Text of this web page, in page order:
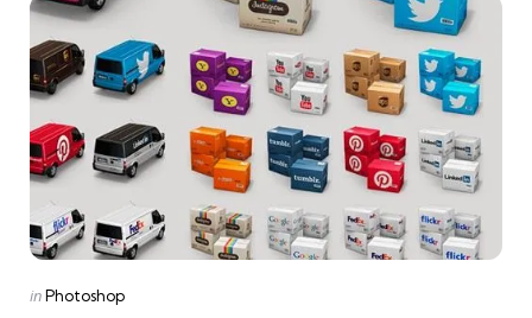
Categories
Posted
inPhotoshop